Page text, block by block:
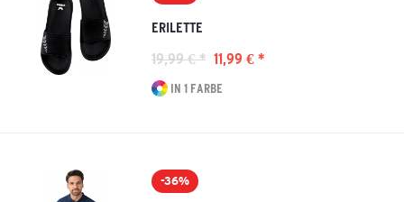
ERILETTE
19,99 € * 11,99 € *
IN 1 FARBE
-36%